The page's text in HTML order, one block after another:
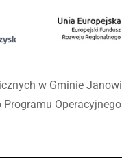
w Gminie